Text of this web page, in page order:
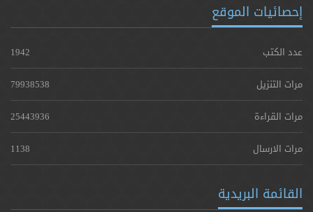
إحصائيات الموقع
عدد الكتب
1942
مرات التنزيل
79938538
مرات القراءة
25443936
مرات الارسال
1138
القائمة البريدية